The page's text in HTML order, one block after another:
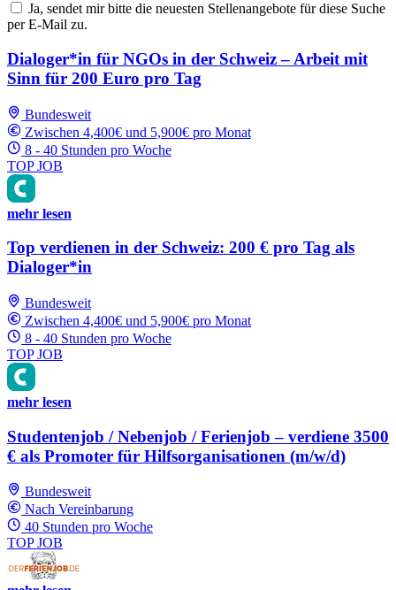
Ja, sendet mir bitte die neuesten Stellenangebote für diese Suche
per E-Mail zu.
Dialoger*in für NGOs in der Schweiz – Arbeit mit
Sinn für 200 Euro pro Tag
Bundesweit
Zwischen 4,400€ und 5,900€ pro Monat
8 - 40 Stunden pro Woche
TOP JOB
mehr lesen
Top verdienen in der Schweiz: 200 € pro Tag als
Dialoger*in
Bundesweit
Zwischen 4,400€ und 5,900€ pro Monat
8 - 40 Stunden pro Woche
TOP JOB
mehr lesen
Studentenjob / Nebenjob / Ferienjob – verdiene 3500
€ als Promoter für Hilfsorganisationen (m/w/d)
Bundesweit
Nach Vereinbarung
40 Stunden pro Woche
TOP JOB